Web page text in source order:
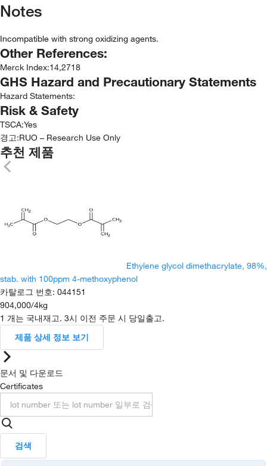
Notes
Incompatible with strong oxidizing agents.
Other References:
Merck Index:14,2718
GHS Hazard and Precautionary Statements
Hazard Statements:
Risk & Safety
TSCA:Yes
경고:RUO – Research Use Only
추천 제품
Ethylene glycol dimethacrylate, 98%,
stab. with 100ppm 4-methoxyphenol
카탈로그 번호: 044151
904,000/4kg
1 개는 국내재고. 3시 이전 주문 시 당일출고.
제품 상세 정보 보기
문서 및 다운로드
Certificates
검색